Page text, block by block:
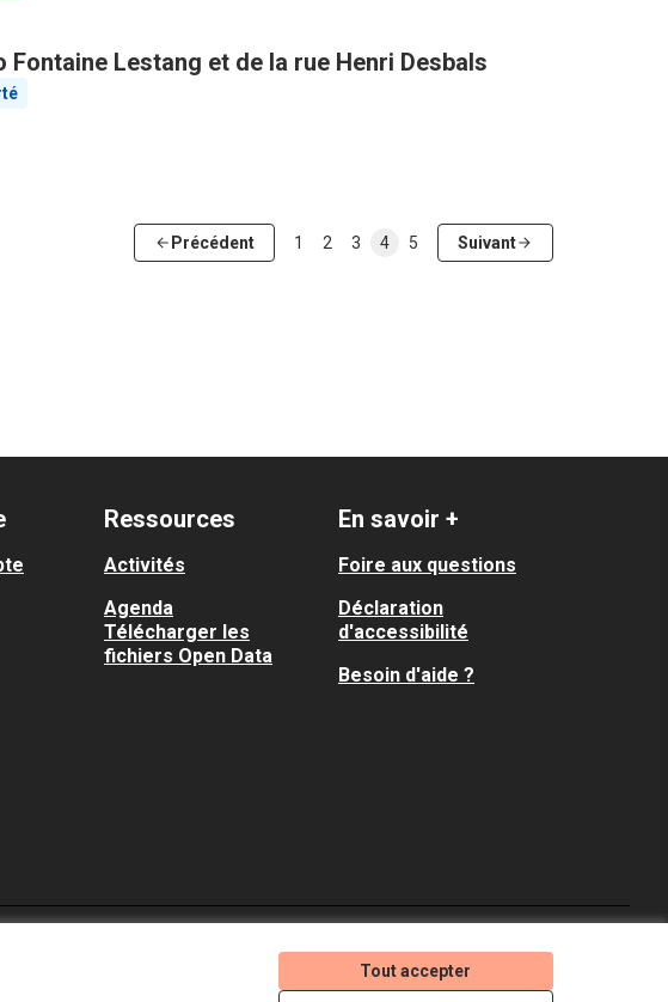
Tout accepter
Lestang et de la rue Henri Desbals
Précédent 1 2 3 4 5 Suivant
Ressources
Activités
Agenda
Télécharger les
fichiers Open Data
En savoir +
Foire aux questions
Déclaration
d'accessibilité
Besoin d'aide ?
(Lien externe)
(Lien externe)
(Lien externe)